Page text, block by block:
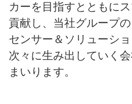
カーを目指すとともに
貢献し、当社グループ
センサー＆ソリューシ
次々に生み出していく
まいります。